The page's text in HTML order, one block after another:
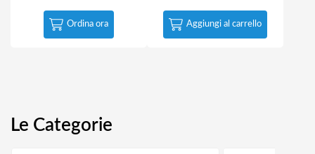
Ordina ora Aggiungi al carrello
Le Categorie